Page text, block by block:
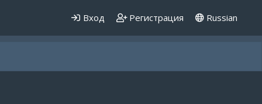
Вход Регистрация Russian